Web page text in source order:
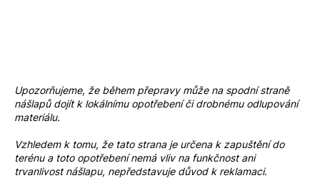
Upozorňujeme, že během přepravy může na spodní straně
nášlapů dojít k lokálnímu opotřebení či drobnému odlupování
materiálu.
Vzhledem k tomu, že tato strana je určena k zapuštění do
terénu a toto opotřebení nemá vliv na funkčnost ani
trvanlivost nášlapu, nepředstavuje důvod k reklamaci.